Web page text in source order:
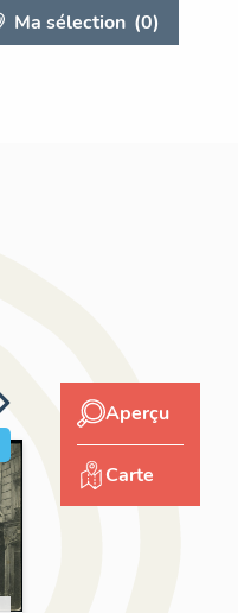
Ma sélection (0)
Aperçu
Carte